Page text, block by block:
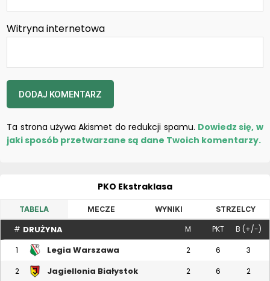
Witryna internetowa
Ta strona używa Akismet do redukcji spamu. Dowiedz się, w
jaki sposób przetwarzane są dane Twoich komentarzy.
PKO Ekstraklasa
TABELA MECZE WYNIKI STRZELCY
# DRUŻYNA M PKT B (+/-)
1 Legia Warszawa 2 6 3
2 Jagiellonia Białystok 2 6 2